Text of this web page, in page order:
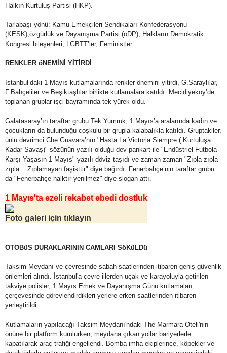
Halkın Kurtuluş Partisi (HKP).
Tarlabaşı yönü: Kamu Emekçileri Sendikaları Konfederasyonu
(KESK),özgürlük ve Dayanışma Partisi (öDP), Halkların Demokratik
Kongresi bileşenleri, LGBTT’ler, Feministler.
RENKLER öNEMİNİ YİTİRDİ
İstanbul’daki 1 Mayıs kutlamalarında renkler önemini yitirdi, G.Saraylılar,
F.Bahçeliler ve Beşiktaşlılar birlikte kutlamalara katıldı. Mecidiyeköy’de
toplanan gruplar işçi bayramında tek yürek oldu.
Galatasaray’ın taraftar grubu Tek Yumruk, 1 Mayıs’a aralarında kadın ve
çocukların da bulunduğu coşkulu bir grupla kalabalıkla katıldı. Gruptakiler,
ünlü devrimci Che Guavara’nın "Hasta La Victoria Siempre ( Kurtuluşa
Kadar Savaş)" sözünün yazılı olduğu dev pankart ile "Endüstriel Futbola
Karşı Yaşasın 1 Mayıs" yazılı döviz taşıdı ve zaman zaman "Zıpla zıpla
zıpla... Zıplamayan faşisttir" diye bağırdı. Fenerbahçe’nin taraftar grubu
da "Fenerbahçe halktır yenilmez" diye slogan attı.
1 Mayıs'ta ezeli rekabet ebedi dostluk
Foto galeri için tıklayın
OTOBüS DURAKLARININ CAMLARI SöKüLDü
Taksim Meydanı ve çevresinde sabah saatlerinden itibaren geniş güvenlik
önlemleri alındı. İstanbul'a çevre illerden uçak ve karayoluyla getirilen
takviye polisler, 1 Mayıs Emek ve Dayanışma Günü kutlamaları
çerçevesinde görevlendirdikleri yerlere erken saatlerinden itibaren
yerleştirildi.
Kutlamaların yapılacağı Taksim Meydanı'ndaki The Marmara Oteli'nin
önüne bir platform kurulurken, meydana çıkan yollar bariyerlerle
kapatılarak araç trafiği engellendi. Bomba imha ekiplerince, köpekler ve